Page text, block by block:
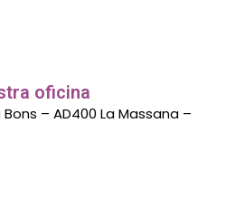
oficina
– AD400 La Massana –